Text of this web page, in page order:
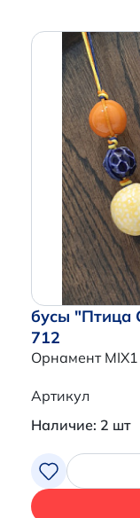
бусы
712
Орнамент
Артикул
Наличие: 2 шт